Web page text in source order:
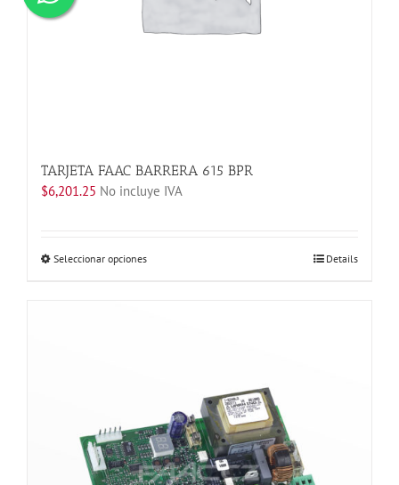
TARJETA FAAC BARRERA 615 BPR
$6,201.25 No incluye IVA
Seleccionar opcionesEste
pueden
elegir
en
la
Details